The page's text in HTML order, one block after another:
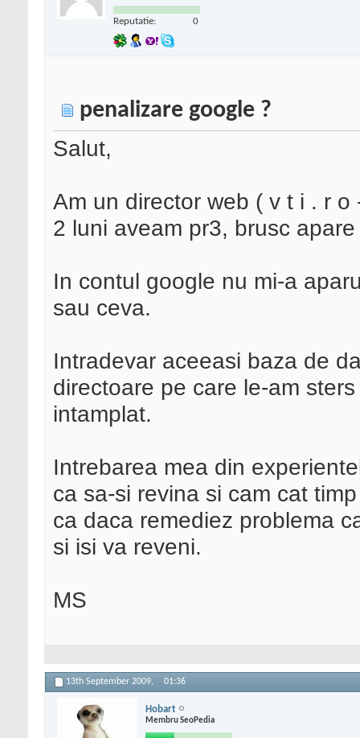
Reputatie: 0
penalizare google ?
Salut,
Am un director web ( v t i . r
2 luni aveam pr3, brusc
In contul google nu mi-a
sau ceva.
Intradevar aceeasi baza de
directoare pe care le-am
intamplat.
Intrebarea mea din
ca sa-si revina si cam cat
ca daca remediez problema
si isi va reveni.
MS
13th September 2009, 01:36
Hobart
Membru SeoPedia